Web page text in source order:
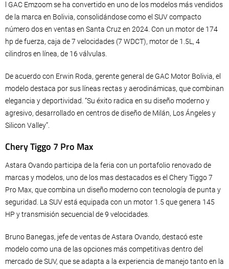
l GAC Emzoom se ha convertido en uno de los modelos más vendidos
de la marca en Bolivia, consolidándose como el SUV compacto
número dos en ventas en Santa Cruz en 2024. Con un motor de 174
hp de fuerza, caja de 7 velocidades (7 WDCT), motor de 1.5L, 4
cilindros en línea, de 16 válvulas.
De acuerdo con Erwin Roda, gerente general de GAC Motor Bolivia, el
modelo destaca por sus líneas rectas y aerodinámicas, que combinan
elegancia y deportividad. “Su éxito radica en su diseño moderno y
agresivo, desarrollado en centros de diseño de Milán, Los Ángeles y
Silicon Valley”.
Chery Tiggo 7 Pro Max
Astara Ovando participa de la feria con un portafolio renovado de
marcas y modelos, uno de los mas destacados es el Chery Tiggo 7
Pro Max, que combina un diseño moderno con tecnología de punta y
seguridad. La SUV está equipada con un motor 1.5 que genera 145
HP y transmisión secuencial de 9 velocidades.
Bruno Banegas, jefe de ventas de Astara Ovando, destacó este
modelo como una de las opciones más competitivas dentro del
mercado de SUV, que se adapta a la experiencia de manejo tanto en la